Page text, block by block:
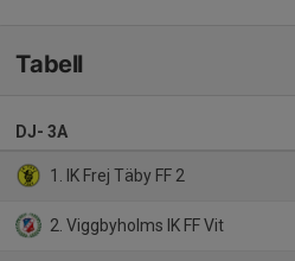
Tabell
DJ- 3A
1. IK Frej Täby FF 2
2. Viggbyholms IK FF Vit